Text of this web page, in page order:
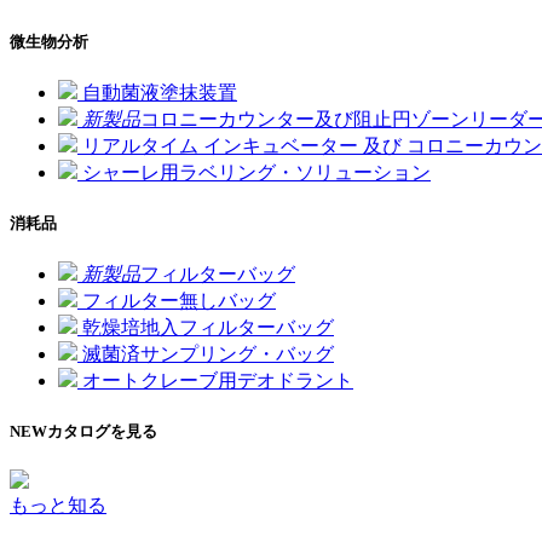
微生物分析
自動菌液塗抹装置
新製品コロニーカウンター及び阻止円ゾーンリーダ
リアルタイム インキュベーター 及び コロニーカウ
シャーレ用ラベリング・ソリューション
消耗品
新製品フィルターバッグ
フィルター無しバッグ
乾燥培地入フィルターバッグ
滅菌済サンプリング・バッグ
オートクレーブ用デオドラント
NEWカタログを見る
もっと知る